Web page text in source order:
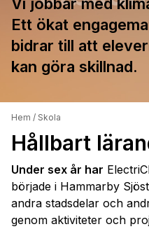
Ett ökat
bidrar till att
kan göra skillnad.
Hem / Skola
Hållbart
Under sex år har
började i Hammarby
andra stadsdelar och
genom aktiviteter och